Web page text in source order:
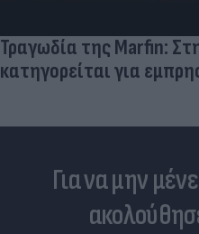
Τραγωδία της Marfin:
κατηγορείται για
Για να μην